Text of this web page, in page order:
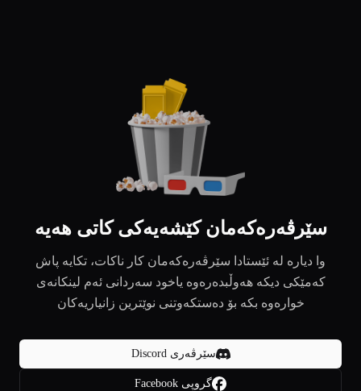
سێرڤەرەکەمان کێشەیەکی کاتی هەیە
وا دیارە لە ئێستادا سێرڤەرەکەمان کار ناکات، تکایە پاش
کەمێکی دیکە هەوڵبدەرەوە یاخود سەردانی ئەم لینکانەی
خوارەوە بکە بۆ دەستکەوتنی نوێترین زانیاریەکان
سێرڤەری Discord
گروپی Facebook